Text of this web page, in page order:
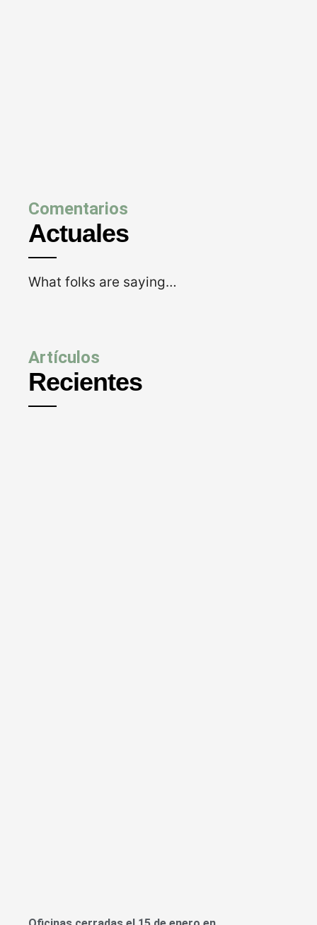
Comentarios
Actuales
What folks are saying…
Artículos
Recientes